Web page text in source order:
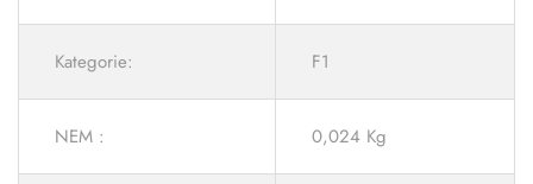
Kategorie: F1
NEM : 0,024 Kg